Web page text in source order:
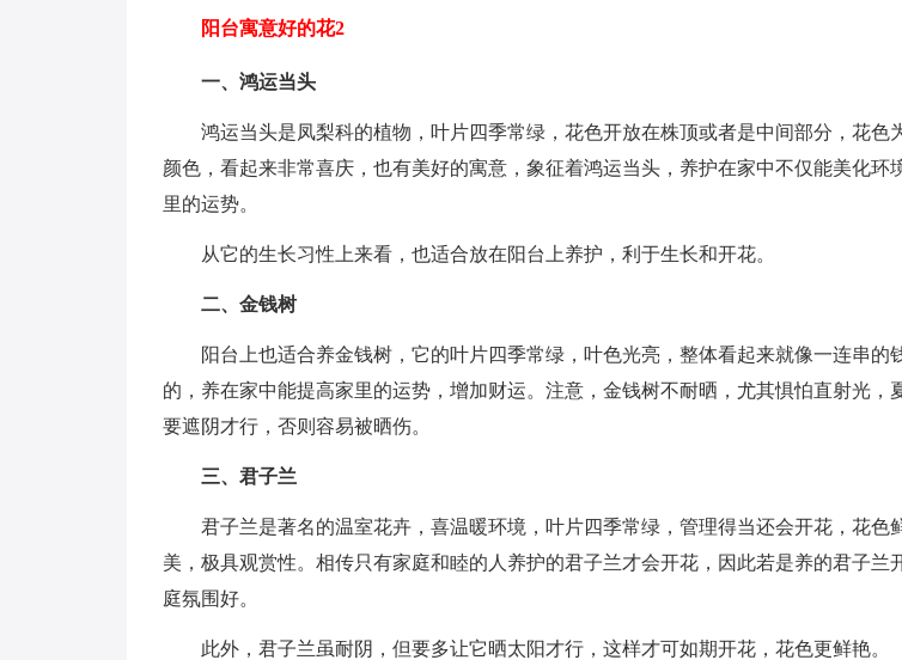
阳台寓意好的花2
一、鸿运当头
鸿运当头是凤梨科的植物，叶片四季常绿，花色开放在株顶或者是中间部分，花色
颜色，看起来非常喜庆，也有美好的寓意，象征着鸿运当头，养护在家中不仅能美化环
里的运势。
从它的生长习性上来看，也适合放在阳台上养护，利于生长和开花。
二、金钱树
阳台上也适合养金钱树，它的叶片四季常绿，叶色光亮，整体看起来就像一连串的
的，养在家中能提高家里的运势，增加财运。注意，金钱树不耐晒，尤其惧怕直射光，
要遮阴才行，否则容易被晒伤。
三、君子兰
君子兰是著名的温室花卉，喜温暖环境，叶片四季常绿，管理得当还会开花，花色
美，极具观赏性。相传只有家庭和睦的人养护的君子兰才会开花，因此若是养的君子兰
庭氛围好。
此外，君子兰虽耐阴，但要多让它晒太阳才行，这样才可如期开花，花色更鲜艳。